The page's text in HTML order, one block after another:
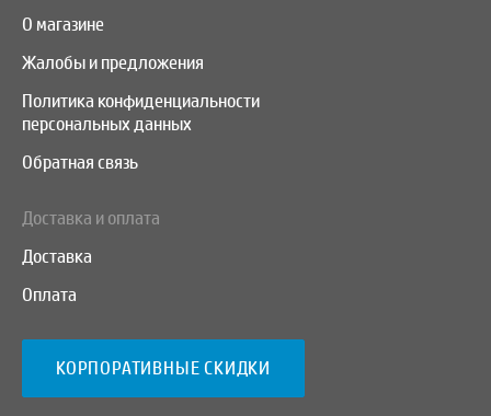
О магазине
Жалобы и предложения
Политика конфиденциальности
персональных данных
Обратная связь
Доставка и оплата
Доставка
Оплата
КОРПОРАТИВНЫЕ СКИДКИ